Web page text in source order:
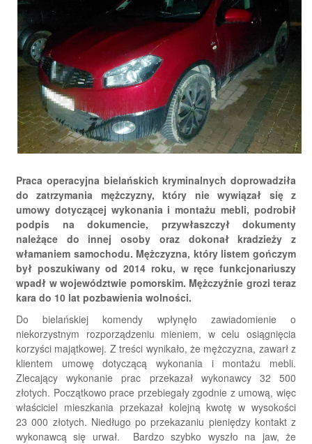
Praca operacyjna bielańskich kryminalnych doprowadziła
do zatrzymania mężczyzny, który nie wywiązał się z
umowy dotyczącej wykonania i montażu mebli, podrobił
podpis na dokumencie, przywłaszczył dokumenty
należące do innej osoby oraz dokonał kradzieży z
włamaniem samochodu. Mężczyzna, który listem gończym
był poszukiwany od 2014 roku, w ręce funkcjonariuszy
wpadł w województwie pomorskim. Mężczyźnie grozi teraz
kara do 10 lat pozbawienia wolności.
Do bielańskiej komendy wpłynęło zawiadomienie o
niekorzystnym rozporządzeniu mieniem, w celu osiągnięcia
korzyści majątkowej. Z treści wynikało, że mężczyzna, zawarł z
klientem umowę dotyczącą wykonania i montażu mebli.
Zlecający wykonanie prac przekazał wykonawcy 32 500
złotych. Początkowo prace przebiegały zgodnie z umową, więc
właściciel mieszkania przekazał kolejną kwotę w wysokości
23 000 złotych. Niedługo po przekazaniu pieniędzy kontakt z
wykonawcą się urwał. Bardzo szybko wyszło na jaw, że